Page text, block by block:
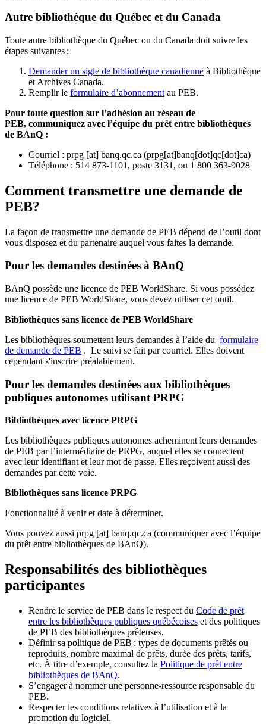
Autre bibliothèque du Québec et du Canada
Toute autre bibliothèque du Québec ou du Canada doit suivre les
étapes suivantes :
Demander un sigle de bibliothèque canadienne à Bibliothèque
et Archives Canada.
Remplir le formulaire d’abonnement au PEB.
Pour toute question sur l’adhésion au réseau de
PEB, communiquez avec l’équipe du prêt entre bibliothèques
de BAnQ :
Courriel : prpg [at] banq.qc.ca (prpg[at]banq[dot]qc[dot]ca)
Téléphone : 514 873-1101, poste 3131, ou 1 800 363-9028
Comment transmettre une demande de
PEB?
La façon de transmettre une demande de PEB dépend de l’outil dont
vous disposez et du partenaire auquel vous faites la demande.
Pour les demandes destinées à BAnQ
BAnQ possède une licence de PEB WorldShare. Si vous possédez
une licence de PEB WorldShare, vous devez utiliser cet outil.
Bibliothèques sans licence de PEB WorldShare
Les bibliothèques soumettent leurs demandes à l’aide du formulaire
de demande de PEB . Le suivi se fait par courriel. Elles doivent
cependant s'inscrire préalablement.
Pour les demandes destinées aux bibliothèques
publiques autonomes utilisant PRPG
Bibliothèques avec licence PRPG
Les bibliothèques publiques autonomes acheminent leurs demandes
de PEB par l’intermédiaire de PRPG, auquel elles se connectent
avec leur identifiant et leur mot de passe. Elles reçoivent aussi des
demandes par cette voie.
Bibliothèques sans licence PRPG
Fonctionnalité à venir et date à déterminer.
Vous pouvez aussi prpg [at] banq.qc.ca (communiquer avec l’équipe
du prêt entre bibliothèques de BAnQ).
Responsabilités des bibliothèques
participantes
Rendre le service de PEB dans le respect du Code de prêt
entre les bibliothèques publiques québécoises et des politiques
de PEB des bibliothèques prêteuses.
Définir sa politique de PEB : types de documents prêtés ou
reproduits, nombre maximal de prêts, durée des prêts, tarifs,
etc. À titre d’exemple, consultez la Politique de prêt entre
bibliothèques de BAnQ.
S’engager à nommer une personne-ressource responsable du
PEB.
Respecter les conditions relatives à l’utilisation et à la
promotion du logiciel.